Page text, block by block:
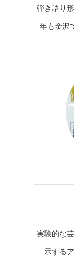
弾き語り
年も金
実験的な
示する